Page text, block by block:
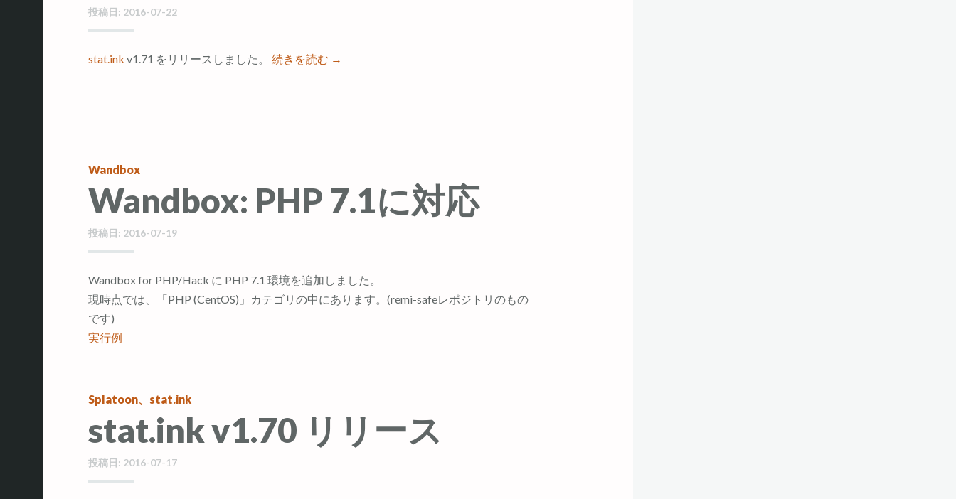
投稿日: 2016-07-22
stat.ink v1.71 をリリースしました。 続きを読む →
Wandbox
Wandbox: PHP 7.1に対応
投稿日: 2016-07-19
Wandbox for PHP/Hack に PHP 7.1 環境を追加しました。
現時点では、「PHP (CentOS)」カテゴリの中にあります。(remi-safeレポジトリのもの
です)
実行例
Splatoon stat.ink
stat.ink v1.70 リリース
投稿日: 2016-07-17